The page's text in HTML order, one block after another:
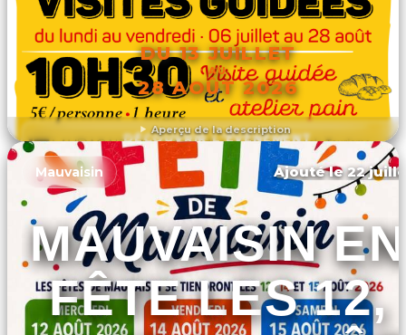
Aperçu de la description
DU 13 JUILLET
AU
28 AOÛT 2026
DÉCOUVRIR L'ÉVÉNEMENT
Mauvaisin Ajouté le 22
MAUVAISIN EN
FÊTE LES 12,